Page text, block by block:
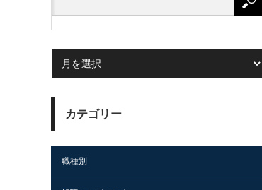
カテゴリー
職種別